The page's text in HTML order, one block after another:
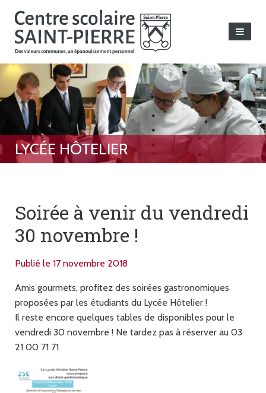
Soirée à venir du vendredi
30 novembre !
Publié le 17 novembre 2018
Amis gourmets, profitez des soirées gastronomiques
proposées par les étudiants du Lycée Hôtelier !
Il reste encore quelques tables de disponibles pour le
vendredi 30 novembre ! Ne tardez pas à réserver au 03
21 00 71 71